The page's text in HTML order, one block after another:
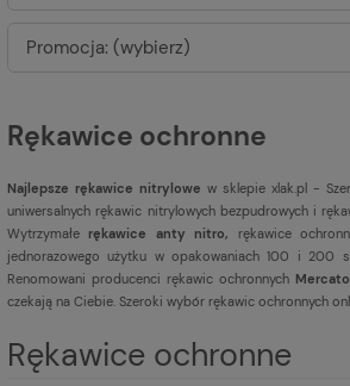
Promocja: (wybierz)
Rękawice ochronne
Najlepsze rękawice nitrylowe w sklepie xlak.pl -
uniwersalnych rękawic nitrylowych bezpudrowych i
Wytrzymałerękawice anty nitro,
rękawice
jednorazowego użytku w opakowaniach 100 i 200
Renomowani producenci rękawic ochronnych
czekają na Ciebie. Szeroki wybór rękawic ochronnych
Rękawice ochronne